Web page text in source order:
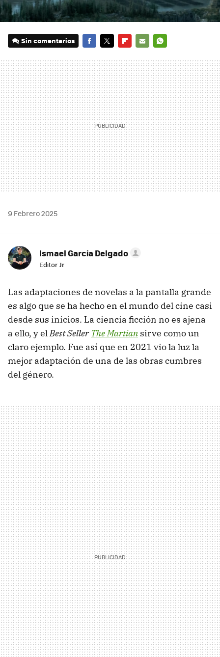
Sin comentarios
MAIL
9 Febrero 2025
Ismael Garcia Delgado
Editor Jr
Las adaptaciones de novelas a la pantalla grande
es algo que se ha hecho en el mundo del cine casi
desde sus inicios. La ciencia ficción no es ajena
a ello, y elBest Seller The Martian sirve como un
claro ejemplo. Fue así que en 2021 vio la luz la
mejor adaptación de una de las obras cumbres
del género.